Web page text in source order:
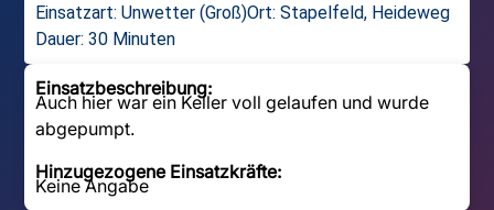
Einsatzart: Unwetter (Groß)Ort: Stapelfeld, Heideweg
Dauer: 30 Minuten
Einsatzbeschreibung:
Auch hier war ein Keller voll gelaufen und wurde
abgepumpt.
Hinzugezogene Einsatzkräfte:
Keine Angabe